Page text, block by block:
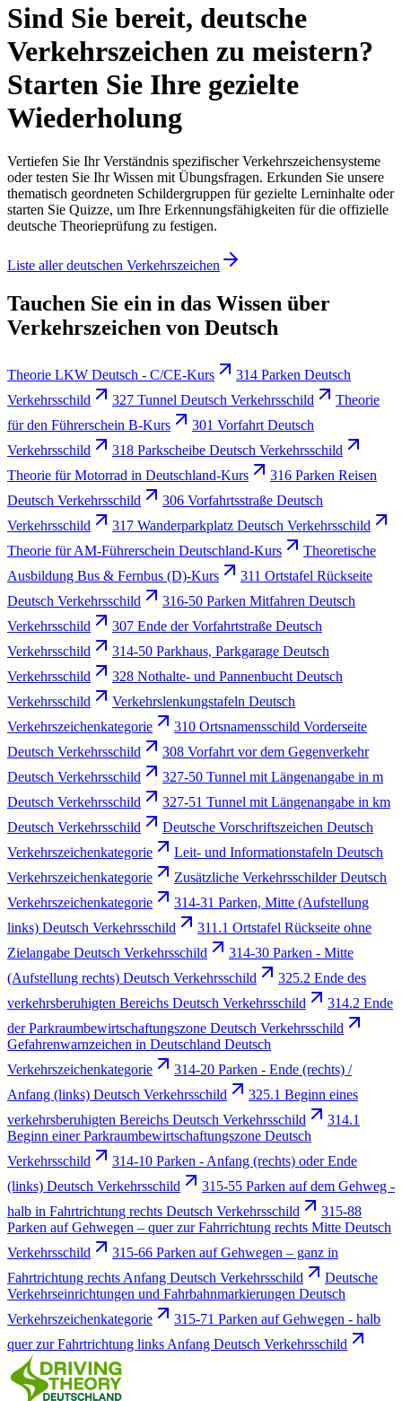
Sind Sie bereit, deutsche
Verkehrszeichen zu meistern?
Starten Sie Ihre gezielte
Wiederholung
Vertiefen Sie Ihr Verständnis spezifischer Verkehrszeichensysteme
oder testen Sie Ihr Wissen mit Übungsfragen. Erkunden Sie unsere
thematisch geordneten Schildergruppen für gezielte Lerninhalte oder
starten Sie Quizze, um Ihre Erkennungsfähigkeiten für die offizielle
deutsche Theorieprüfung zu festigen.
Liste aller deutschen Verkehrszeichen
Tauchen Sie ein in das Wissen über
Verkehrszeichen von Deutsch
Theorie LKW Deutsch - C/CE-Kurs
314 Parken Deutsch
Verkehrsschild
327 Tunnel Deutsch Verkehrsschild
Theorie
für den Führerschein B-Kurs
301 Vorfahrt Deutsch
Verkehrsschild
318 Parkscheibe Deutsch Verkehrsschild
Theorie für Motorrad in Deutschland-Kurs
316 Parken Reisen
Deutsch Verkehrsschild
306 Vorfahrtsstraße Deutsch
Verkehrsschild
317 Wanderparkplatz Deutsch Verkehrsschild
Theorie für AM-Führerschein Deutschland-Kurs
Theoretische
Ausbildung Bus & Fernbus (D)-Kurs
311 Ortstafel Rückseite
Deutsch Verkehrsschild
316-50 Parken Mitfahren Deutsch
Verkehrsschild
307 Ende der Vorfahrtstraße Deutsch
Verkehrsschild
314-50 Parkhaus, Parkgarage Deutsch
Verkehrsschild
328 Nothalte- und Pannenbucht Deutsch
Verkehrsschild
Verkehrslenkungstafeln Deutsch
Verkehrszeichenkategorie
310 Ortsnamensschild Vorderseite
Deutsch Verkehrsschild
308 Vorfahrt vor dem Gegenverkehr
Deutsch Verkehrsschild
327-50 Tunnel mit Längenangabe in m
Deutsch Verkehrsschild
327-51 Tunnel mit Längenangabe in km
Deutsch Verkehrsschild
Deutsche Vorschriftszeichen Deutsch
Verkehrszeichenkategorie
Leit- und Informationstafeln Deutsch
Verkehrszeichenkategorie
Zusätzliche Verkehrsschilder Deutsch
Verkehrszeichenkategorie
314-31 Parken, Mitte (Aufstellung
links) Deutsch Verkehrsschild
311.1 Ortstafel Rückseite ohne
Zielangabe Deutsch Verkehrsschild
314-30 Parken - Mitte
(Aufstellung rechts) Deutsch Verkehrsschild
325.2 Ende des
verkehrsberuhigten Bereichs Deutsch Verkehrsschild
314.2 Ende
der Parkraumbewirtschaftungszone Deutsch Verkehrsschild
Gefahrenwarnzeichen in Deutschland Deutsch
Verkehrszeichenkategorie
314-20 Parken - Ende (rechts) /
Anfang (links) Deutsch Verkehrsschild
325.1 Beginn eines
verkehrsberuhigten Bereichs Deutsch Verkehrsschild
314.1
Beginn einer Parkraumbewirtschaftungszone Deutsch
Verkehrsschild
314-10 Parken - Anfang (rechts) oder Ende
(links) Deutsch Verkehrsschild
315-55 Parken auf dem Gehweg -
halb in Fahrtrichtung rechts Deutsch Verkehrsschild
315-88
Parken auf Gehwegen – quer zur Fahrrichtung rechts Mitte Deutsch
Verkehrsschild
315-66 Parken auf Gehwegen – ganz in
Fahrtrichtung rechts Anfang Deutsch Verkehrsschild
Deutsche
Verkehrseinrichtungen und Fahrbahnmarkierungen Deutsch
Verkehrszeichenkategorie
315-71 Parken auf Gehwegen - halb
quer zur Fahrtrichtung links Anfang Deutsch Verkehrsschild